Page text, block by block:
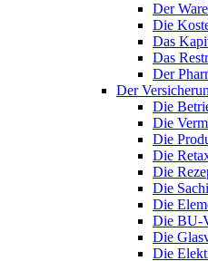
Der
Die
Das
Das
Der
Der
Die
Die
Die
Die
Die
Die
Die
Die BU-
Die
Die